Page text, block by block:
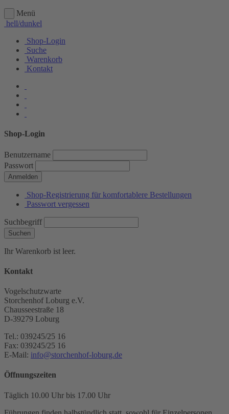
Menü
hell/dunkel
Shop-Login
Suche
Warenkorb
Kontakt
Shop-Login
Benutzername
Passwort
Anmelden
Shop-Registrierung für komfortablere Bestellungen
Passwort vergessen
Suchbegriff
Suchen
Ihr Warenkorb ist leer.
Kontakt
Vogelschutzwarte
Storchenhof Loburg e.V.
Chausseestraße 18
D-39279 Loburg
Tel.: 039245/25 16
Fax: 039245/25 16
E-Mail: info@storchenhof-loburg.de
Öffnungszeiten
Täglich 10.00 Uhr bis 17.00 Uhr